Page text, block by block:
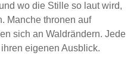
wo die Stille so laut wird,
Manche thronen auf
sich an Waldrändern. Jede
eigenen Ausblick.